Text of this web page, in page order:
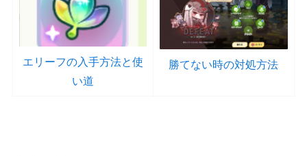
エリーフの入手方法と使
い道
勝てない時の対処方法